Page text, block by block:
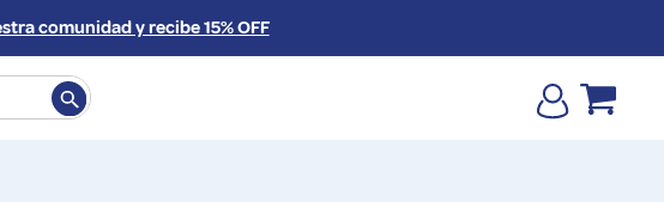
comunidad y recibe 15% OFF